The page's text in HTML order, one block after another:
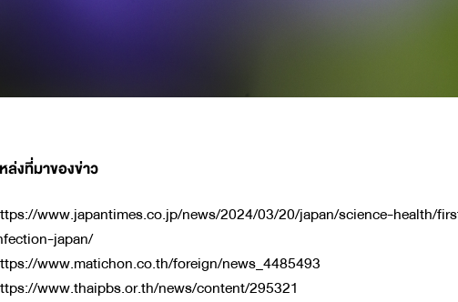
ล่งที่มาของข่าว
www.japantimes.co.jp/news/2024/03/20/japan/science-health/
japan/
www.matichon.co.th/foreign/news_4485493
www.thaipbs.or.th/news/content/295321